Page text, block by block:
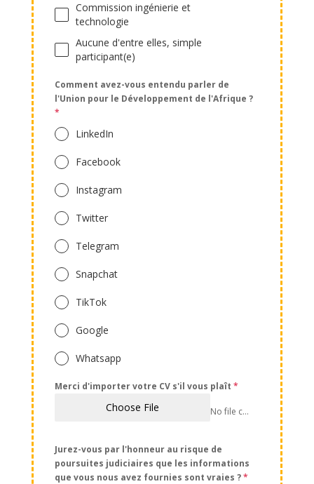
Commission ingénierie et
technologie
Aucune d'entre elles, simple
participant(e)
Comment avez-vous entendu parler de
l'Union pour le Développement de l'Afrique ?
*
LinkedIn
Facebook
Instagram
Twitter
Telegram
Snapchat
TikTok
Google
Whatsapp
Merci d'importer votre CV s'il vous plaît *
Choose File No file chosen
Jurez-vous par l'honneur au risque de
poursuites judiciaires que les informations
que vous nous avez fournies sont vraies ?*